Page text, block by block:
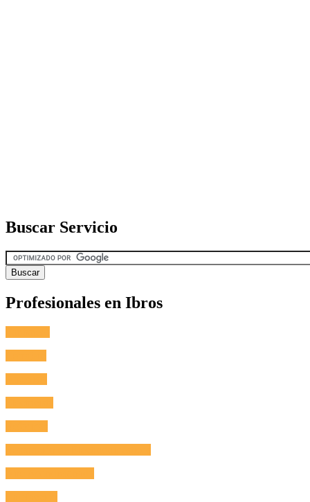
Buscar Servicio
Profesionales en Ibros